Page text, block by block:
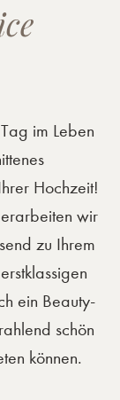
im Leben
Hochzeit!
wir
zu Ihrem
ein Beauty-
schön
können.